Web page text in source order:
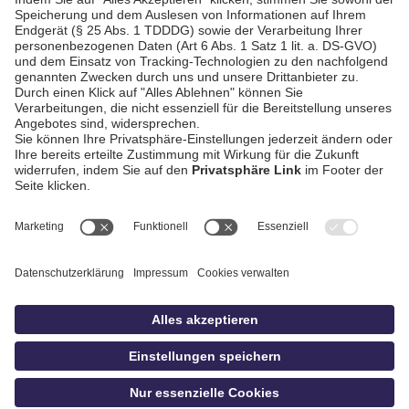
AGB / Gewinnspiele
Datenschutz
Impressum
idowa
Privatsphäre